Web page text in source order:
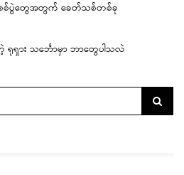
စ်ပွဲတွေအတွက် ခေတ်သစ်တစ်ခု
ရုရှား သင်္ဘောမှာ ဘာတွေပါသလဲ